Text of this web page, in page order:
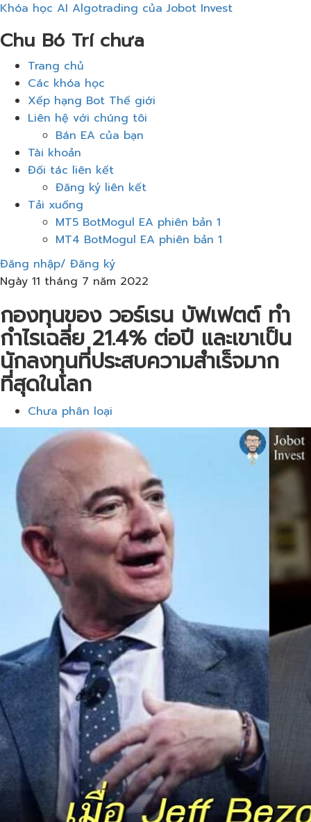
Khóa học AI Algotrading của Jobot Invest
Chu Bó Trí chưa
Thực
đơn
Trang chủ
Các khóa học
Xếp hạng Bot Thế giới
Liên hệ với chúng tôi
Bán EA của bạn
Tài khoản
Đối tác liên kết
Đăng ký liên kết
Tải xuống
MT5 BotMogul EA phiên bản 1
MT4 BotMogul EA phiên bản 1
Đăng nhập/ Đăng ký
Ngày 11 tháng 7 năm 2022
กองทุนของ วอร์เรน​ บัฟเฟตต์ ทำ
กำไรเฉลี่ย​ 21.4% ต่อปี​ และเขาเป็น
นักลงทุนที่ประสบความสําเร็จ​มาก
ที่สุดในโลก​
Chưa phân loại